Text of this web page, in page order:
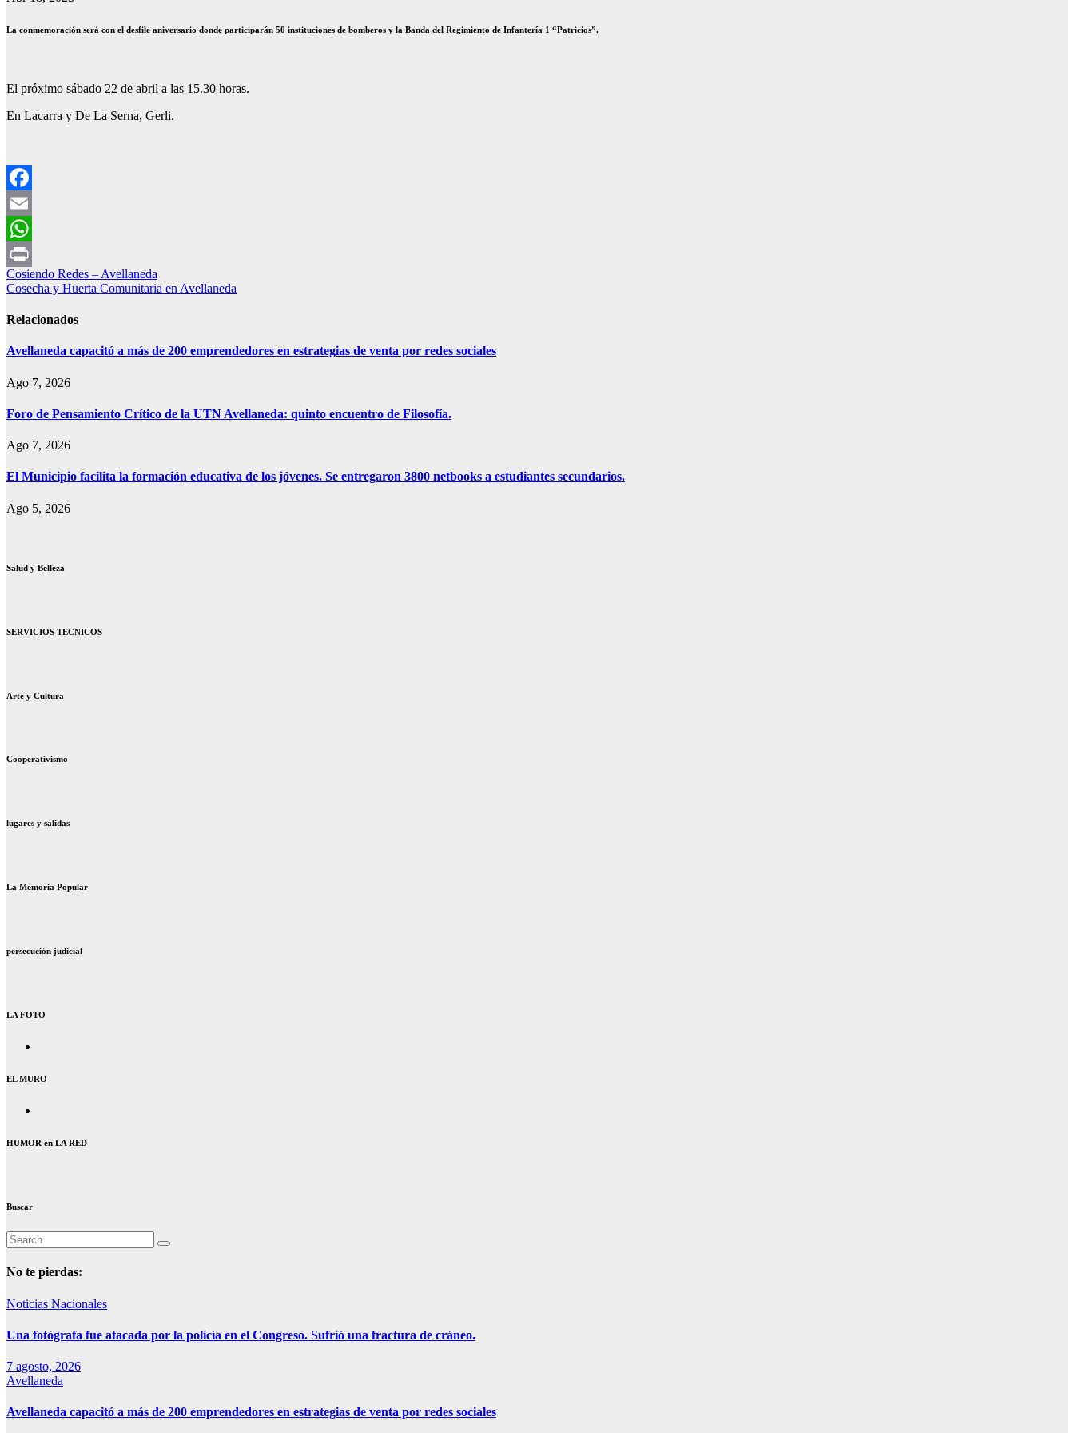
La conmemoración será con el desfile aniversario donde participarán 50 instituciones de bomberos y la Banda del Regimiento de Infantería 1 “Patricios”.
El próximo sábado 22 de abril a las 15.30 horas.
En Lacarra y De La Serna, Gerli.
Facebook
Email
WhatsApp
Print
Navegación
de
entradas
Cosiendo Redes – Avellaneda
Cosecha y Huerta Comunitaria en Avellaneda
Relacionados
Avellaneda capacitó a más de 200 emprendedores en estrategias de venta por redes sociales
Ago 7, 2026
Foro de Pensamiento Crítico de la UTN Avellaneda: quinto encuentro de Filosofía.
Ago 7, 2026
El Municipio facilita la formación educativa de los jóvenes. Se entregaron 3800 netbooks a estudiantes secundarios.
Ago 5, 2026
Salud y Belleza
SERVICIOS TECNICOS
Arte y Cultura
Cooperativismo
lugares y salidas
La Memoria Popular
persecución judicial
LA FOTO
EL MURO
HUMOR en LA RED
Buscar
No te pierdas:
Noticias Nacionales
Una fotógrafa fue atacada por la policía en el Congreso. Sufrió una fractura de cráneo.
7 agosto, 2026
Avellaneda
Avellaneda capacitó a más de 200 emprendedores en estrategias de venta por redes sociales